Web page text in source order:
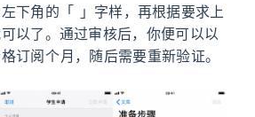
「Ulysses for Students」字样，再根据要求上
以了。通过审核后，你便可以以 73
订阅 6 个月，随后需要重新验证。